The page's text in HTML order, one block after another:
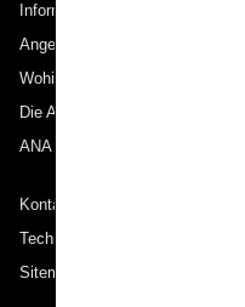
Informationen zu ANA
Angebote und Ankündigungen
Wohin wir reisen
Die ANA Experience
ANA Mileage Club
Kontakt zu ANA
Technische Hilfe (Barrierefreiheit)
Sitemap